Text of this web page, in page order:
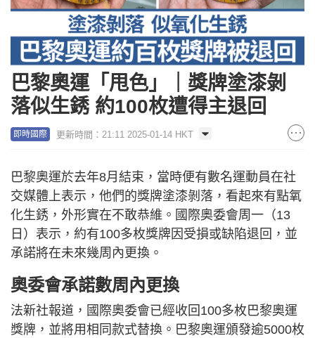
巴黎奧運「甩色」｜獎牌塗漆剝
落似生銹 約100枚遭得主退回
即時國際 更新時間：21:11 2025-01-14 HKT
巴黎奧運於去年8月結束，當時便有數名運動員在社
交媒體上表示，他們的獎牌塗漆剝落，看起來有點氧
化生銹，外形實在不敢恭維。國際奧委會周一（13
日）表示，約有100多枚獎牌因受損或缺陷退回，並
承諾將在未來幾周內更換。
奧委會承諾數周內更換
法新社報道，國際奧委會已經收回100多枚巴黎奧運
獎牌，並將用相同款式替換。巴黎奧運頒發逾5000枚